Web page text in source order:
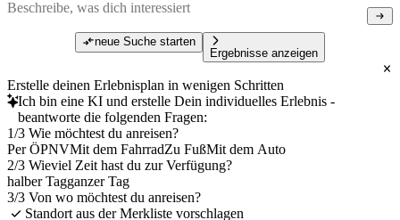
neue Suche starten
Ergebnisse anzeigen
Erstelle deinen Erlebnisplan in wenigen Schritten
Ich bin eine KI und erstelle Dein individuelles Erlebnis -
beantworte die folgenden Fragen:
1/3 Wie möchtest du anreisen?
Per ÖPNVMit dem FahrradZu FußMit dem Auto
2/3 Wieviel Zeit hast du zur Verfügung?
halber Tagganzer Tag
3/3 Von wo möchtest du anreisen?
Standort aus der Merkliste vorschlagen